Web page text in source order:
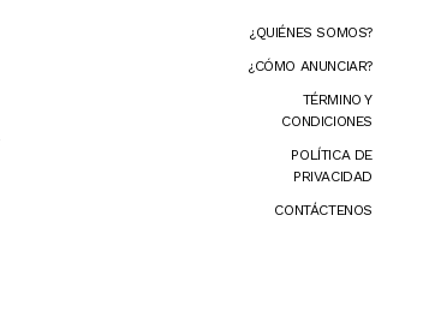
¿QUIÉNES SOMOS?
¿CÓMO ANUNCIAR?
TÉRMINO Y
CONDICIONES
POLÍTICA DE
PRIVACIDAD
CONTÁCTENOS